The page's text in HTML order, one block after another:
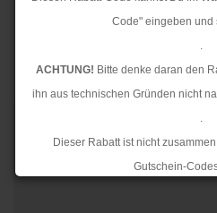
Code" eingeben und
.
ACHTUNG! Bitte denke daran den
ihn aus technischen Gründen nicht
.
Dieser Rabatt ist nicht
Gutschein-